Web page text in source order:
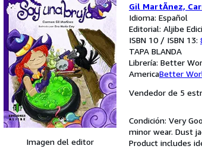
Imagen del editor
Gil MartÃnez,
Idioma: Español
Editorial: Aljibe
ISBN 10 / ISBN 13:
TAPA BLANDA
Librería: Better
AmericaBetter
Vendedor de 5
Condición: Very
minor wear. Dust
Product includes